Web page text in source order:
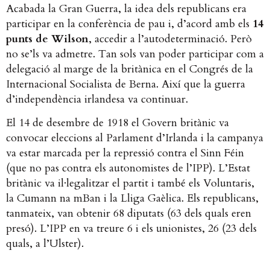
Acabada la Gran Guerra, la idea dels republicans era
participar en la conferència de pau i, d’acord amb els 14
punts de Wilson, accedir a l’autodeterminació. Però
no se’ls va admetre. Tan sols van poder participar com a
delegació al marge de la britànica en el Congrés de la
Internacional Socialista de Berna. Així que la guerra
d’independència irlandesa va continuar.
El 14 de desembre de 1918 el Govern britànic va
convocar eleccions al Parlament d’Irlanda i la campanya
va estar marcada per la repressió contra el Sinn Féin
(que no pas contra els autonomistes de l’IPP). L’Estat
britànic va il·legalitzar el partit i també els Voluntaris,
la Cumann na mBan i la Lliga Gaèlica. Els republicans,
tanmateix, van obtenir 68 diputats (63 dels quals eren
presó). L’IPP en va treure 6 i els unionistes, 26 (23 dels
quals, a l’Ulster).